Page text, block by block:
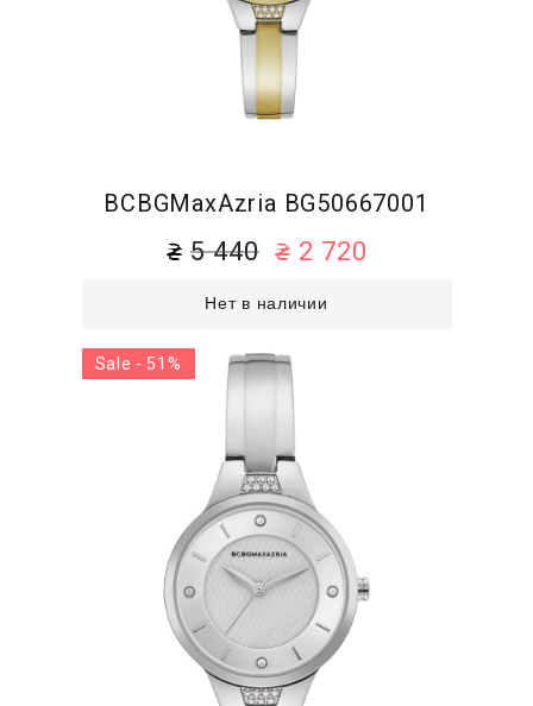
BCBGMaxAzria BG50667001
5 440 2 720
Нет в наличии
Sale - 51%